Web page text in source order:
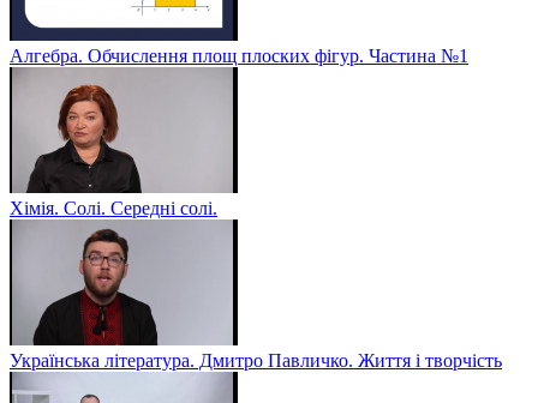
Алгебра. Обчислення площ плоских фігур. Частина №1
Хімія. Солі. Середні солі.
Українська література. Дмитро Павличко. Життя і творчість